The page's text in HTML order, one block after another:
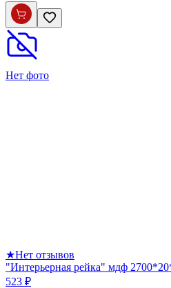
Нет фото
★Нет отзывов
"Интерьерная рейка" мдф
523 ₽